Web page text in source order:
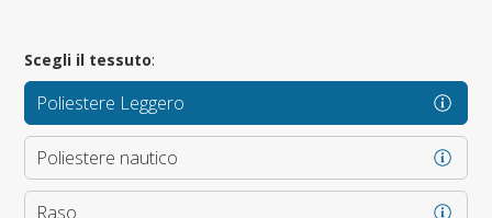
Scegli il tessuto:
Poliestere Leggero
Poliestere nautico
Raso